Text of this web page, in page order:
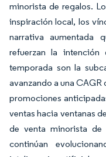
minorista de regalos.
inspiración local, los
narrativa aumentada
refuerzan la
temporada son la
avanzando a una CAGR
promociones
ventas hacia ventanas
de venta minorista de
continúan